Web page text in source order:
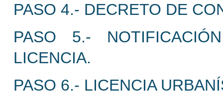
PASO 4.- DECRETO DE
PASO 5.-
LICENCIA.
PASO 6.- LICENCIA